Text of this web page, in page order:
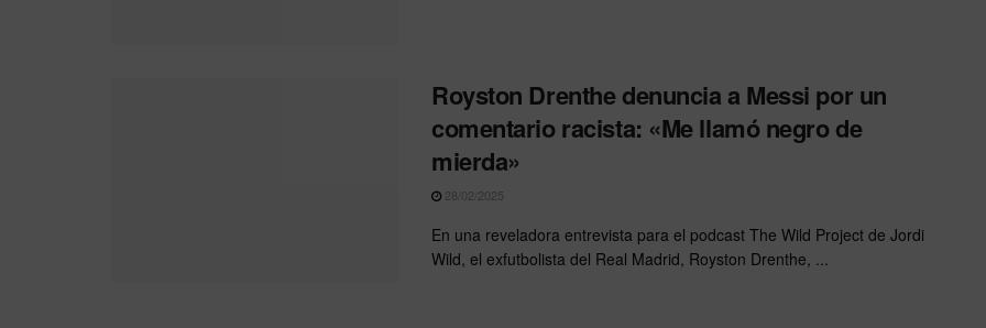
Royston Drenthe denuncia a Messi por un
comentario racista: «Me llamó negro de
mierda»
28/02/2025
En una reveladora entrevista para el podcast The Wild Project de Jordi
Wild, el exfutbolista del Real Madrid, Royston Drenthe, ...